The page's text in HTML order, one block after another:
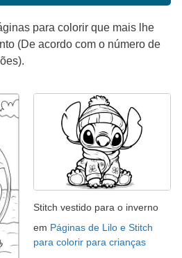
para colorir que mais lhe
(De acordo com o número de
Stitch vestido para o inverno
em Páginas de Lilo e Stitch
para colorir para crianças